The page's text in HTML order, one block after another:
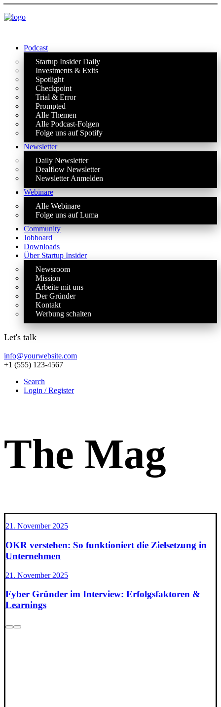
Podcast
Startup Insider Daily
Investments & Exits
Spotlight
Checkpoint
Trial & Error
Prompted
Alle Themen
Alle Podcast-Folgen
Folge uns auf Spotify
Newsletter
Daily Newsletter
Dealflow Newsletter
Newsletter Anmelden
Webinare
Alle Webinare
Folge uns auf Luma
Community
Jobboard
Downloads
Über Startup Insider
Newsroom
Mission
Arbeite mit uns
Der Gründer
Kontakt
Werbung schalten
Let's talk
info@yourwebsite.com
+1 (555) 123-4567
Search
Login / Register
The Mag
21. November 2025
OKR verstehen: So funktioniert die Zielsetzung in
Unternehmen
21. November 2025
Fyber Gründer im Interview: Erfolgsfaktoren &
Learnings